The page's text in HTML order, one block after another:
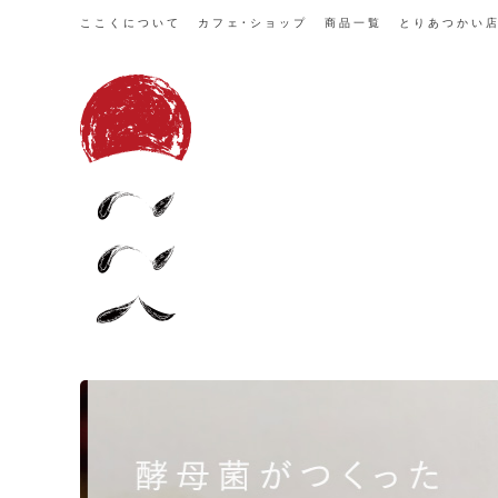
ここくについて カフェ・ショップ 商品一覧 とりあつかい